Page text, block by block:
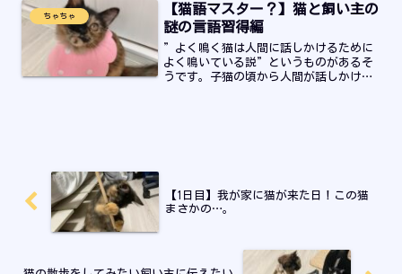
ちゃちゃ
【猫語マスター？】猫と飼い主の
謎の言語習得編
”よく鳴く猫は人間に話しかけるために
よく鳴いている説”というものがあるそ
うです。子猫の頃から人間が話しかける
【1日目】我が家に猫が来た日！この猫
まさかの…。